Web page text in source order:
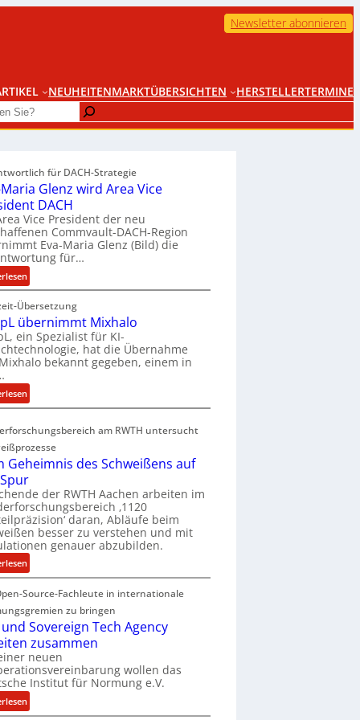
Newsletter abonnieren
NEUHEITENMARKTÜBERSICHTEN HERSTELLERTERMINE
für DACH-Strategie
Maria Glenz wird Area Vice
DACH
Vice President der neu
Commvault-DACH-Region
Eva-Maria Glenz (Bild) die
für…
:
E
v
a
-
M
a
r
i
a
G
e
z
w
i
r
d
A
r
e
a
V
c
e
P
r
Übersetzung
übernimmt Mixhalo
ein Spezialist für KI-
hat die Übernahme
bekannt gegeben, einem in
:
D
p
L
b
e
r
n
m
m
M
h
a
o
am RWTH untersucht
Geheimnis des Schweißens auf
der RWTH Aachen arbeiten im
‚1120
daran, Abläufe beim
besser zu verstehen und mit
genauer abzubilden.
:
D
e
m
G
e
h
e
m
n
Source-Fachleute in internationale
zu bringen
Sovereign Tech Agency
zusammen
neuen
wollen das
Institut für Normung e.V.
:
D